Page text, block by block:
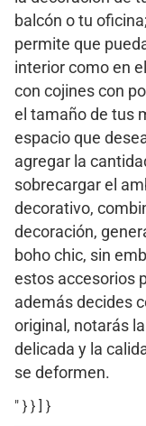
balcón o tu
permite que
interior como en
con cojines con
el tamaño de tus
espacio que
agregar la
sobrecargar el
decorativo,
decoración,
boho chic, sin
estos accesorios
además decides
original, notarás
delicada y la
se deformen.
" } } ] }